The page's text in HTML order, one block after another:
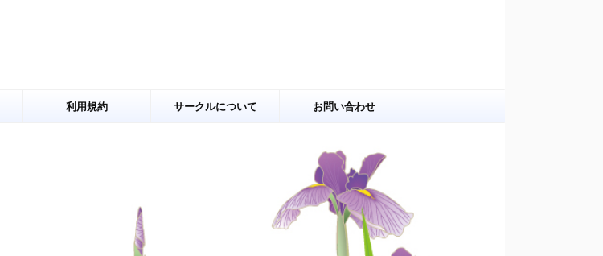
利用規約 サークルについて お問い合わせ